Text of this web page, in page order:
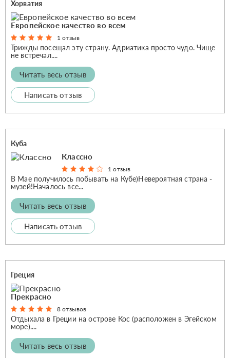
Хорватия
Европейское качество во всем
1 отзыв
Трижды посещал эту страну. Адриатика просто чудо. Чище
не встречал....
Читать весь отзыв
Написать отзыв
Куба
Классно
1 отзыв
В Мае получилось побывать на Кубе)Невероятная страна -
музей!Началось все...
Читать весь отзыв
Написать отзыв
Греция
Прекрасно
8 отзывов
Отдыхала в Греции на острове Кос (расположен в Эгейском
море)....
Читать весь отзыв